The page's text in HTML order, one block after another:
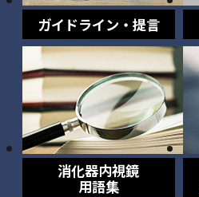
ガイドライン・提言
消化器内視鏡
用語集